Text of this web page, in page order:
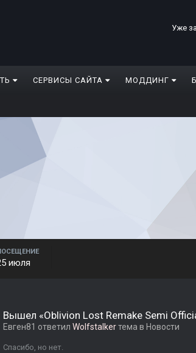
Уже
СЕРВИСЫ САЙТА МОДДИНГ
июля
Вышел «Oblivion Lost Remake Semi
Евген81 ответил Wolfstalkerтема в Новости
Спасибо, но нет.